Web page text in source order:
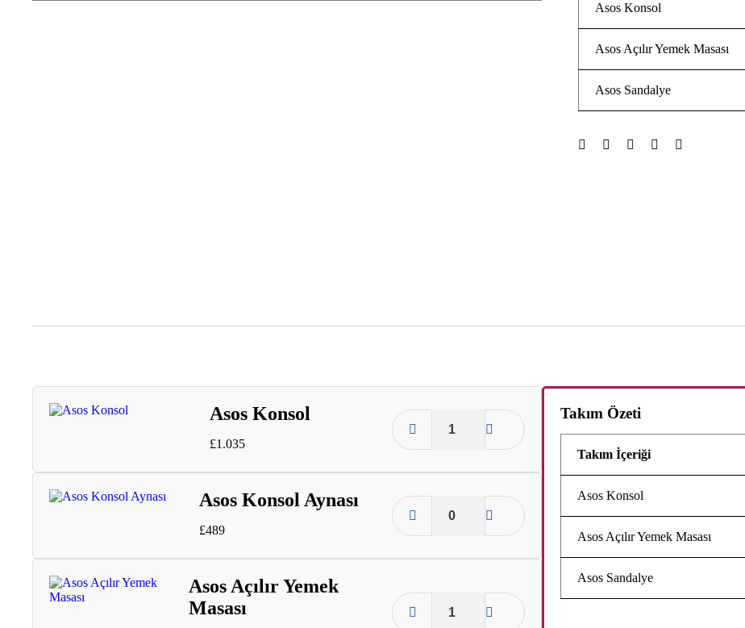
Asos Konsol
Asos Açılır Yemek Masası
Asos Sandalye
Asos Konsol
£1.035
Asos Konsol Aynası
£489
Asos Açılır Yemek
Masası
Takım Özeti
Takım İçeriği
Asos Konsol
Asos Açılır Yemek Masası
Asos Sandalye